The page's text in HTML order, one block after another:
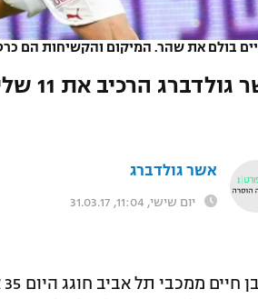
הערוצים
– ג'ובנט
בולם את שהר. המיקום והקשיחות הם
הרכיב את 11 שליטי הרחבה. מי עוד ברשימה המכובדת?
אשר גולדברג
יום שישי, 11:04, 31.03.17